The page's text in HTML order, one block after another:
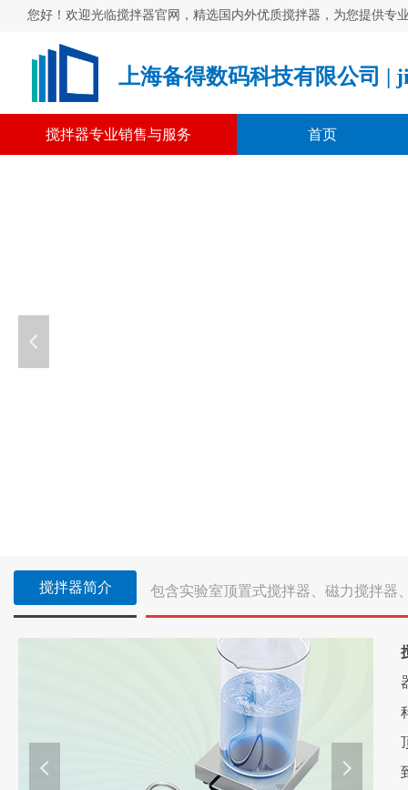
您好！欢迎光临搅拌器官网，精选国内外优质搅拌器，为您提供专
上海备得数码科技有限公司 |
搅拌器专业销售与服务 首页
넳
넳 넲
搅拌器简介 包含实验室顶置式搅拌器、磁力搅拌器